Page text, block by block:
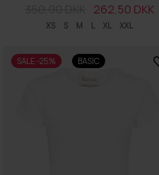
XS S M L XL XXL
262,50 DKK
SALE -25% BASIC